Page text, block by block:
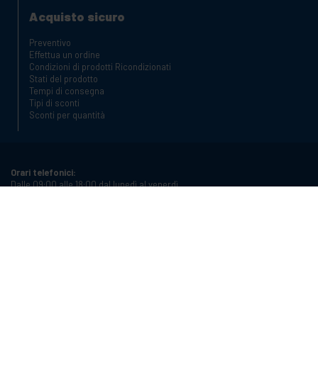
Acquisto sicuro
Preventivo
Effettua un ordine
Condizioni di prodotti Ricondizionati
Stati del prodotto
Tempi di consegna
Tipi di sconti
Sconti per quantità
Orari telefonici:
Dalle 09:00 alle 18:00 dal lunedì al venerdì